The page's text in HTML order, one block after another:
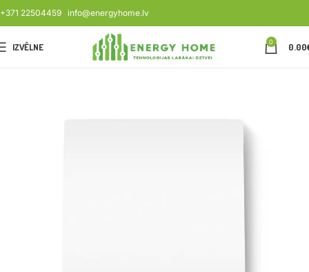
+371 22504459 info@energyhome.lv
IZVĒLNE 0 0.00